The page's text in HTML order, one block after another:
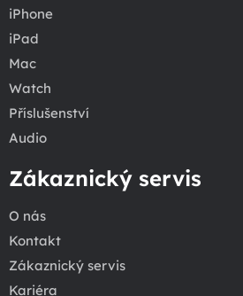
iPhone
iPad
Mac
Watch
Příslušenství
Audio
Zákaznický servis
O nás
Kontakt
Zákaznický servis
Kariéra